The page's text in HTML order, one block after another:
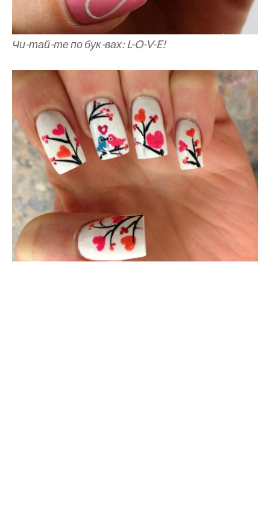
Чи-тай-те по бук-вах: L-O-V-E!